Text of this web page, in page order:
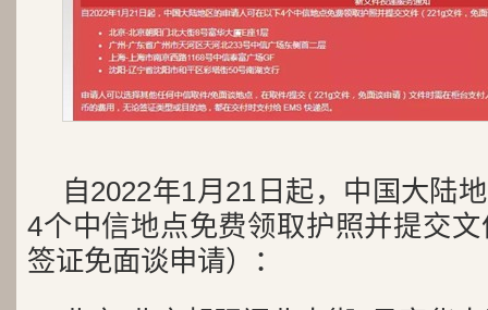
自2022年1月21日起，中国大陆
4个中信地点免费领取护照并提交
签证免面谈申请）：